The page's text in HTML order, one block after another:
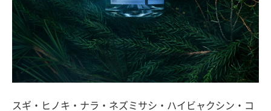
スギ・ヒノキ・ナラ・ネズミサシ・ハイビャクシン・コ